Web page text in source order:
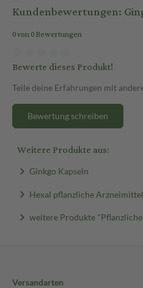
Kundenbewertungen:
0 von 0 Bewertungen
Bewerte dieses Produkt!
Teile deine Erfahrungen mit
Bewertung schreiben
Weitere Produkte aus:
Ginkgo Kapseln
Hexal pflanzliche Arzneimittel
weitere Produkte
Versandarten